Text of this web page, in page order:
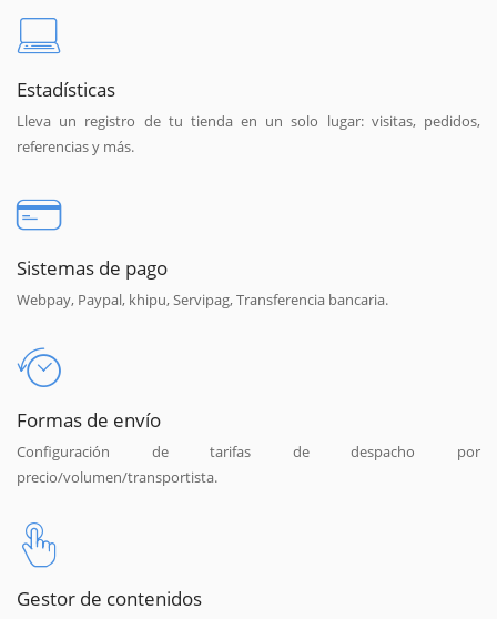
Estadísticas
Lleva un registro de tu tienda en un solo lugar: visitas, pedidos,
referencias y más.
Sistemas de pago
Webpay, Paypal, khipu, Servipag, Transferencia bancaria.
Formas de envío
Configuración de tarifas de despacho por
precio/volumen/transportista.
Gestor de contenidos